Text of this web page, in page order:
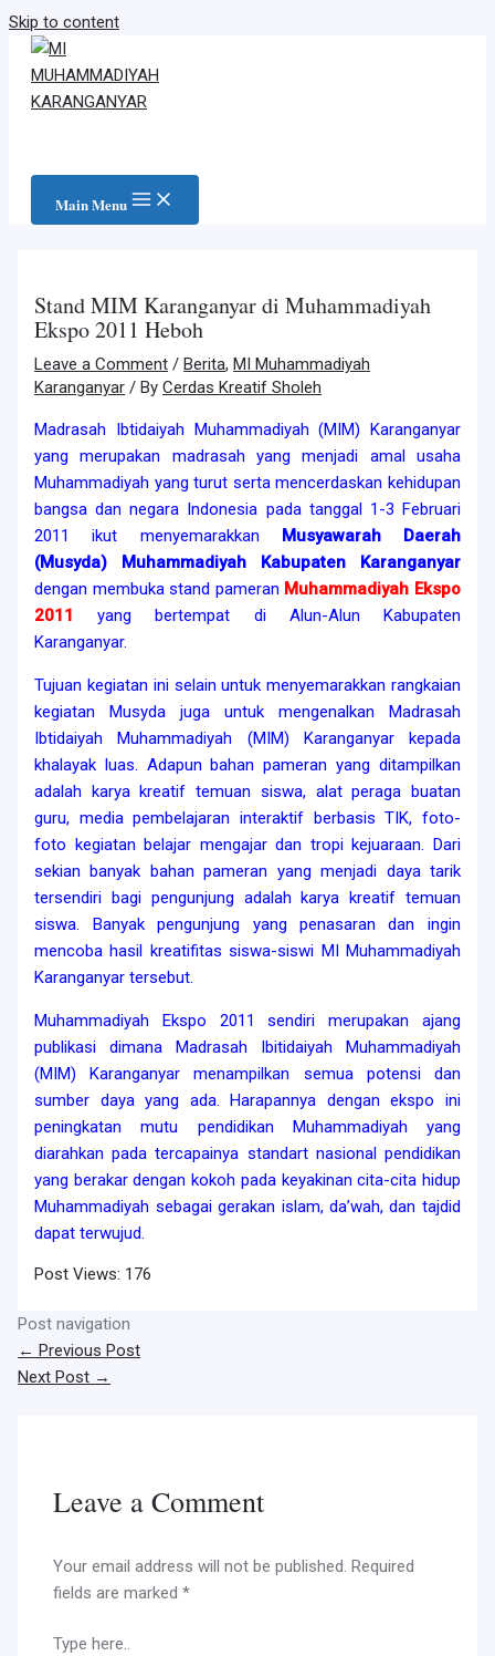
Skip to content
Main Menu
Stand MIM Karanganyar di Muhammadiyah
Ekspo 2011 Heboh
Leave a Comment /Berita,MI Muhammadiyah
Karanganyar / ByCerdas Kreatif Sholeh
Madrasah Ibtidaiyah Muhammadiyah (MIM) Karanganyar
yang merupakan madrasah yang menjadi amal usaha
Muhammadiyah yang turut serta mencerdaskan kehidupan
bangsa dan negara Indonesia pada tanggal 1-3 Februari
2011 ikut menyemarakkan Musyawarah Daerah
(Musyda) Muhammadiyah Kabupaten Karanganyar
dengan membuka stand pameran Muhammadiyah Ekspo
2011
yang bertempat di Alun-Alun Kabupaten
Karanganyar.
Tujuan kegiatan ini selain untuk menyemarakkan rangkaian
kegiatan Musyda juga untuk mengenalkan Madrasah
Ibtidaiyah Muhammadiyah (MIM) Karanganyar kepada
khalayak luas. Adapun bahan pameran yang ditampilkan
adalah karya kreatif temuan siswa, alat peraga buatan
guru, media pembelajaran interaktif berbasis TIK, foto-
foto kegiatan belajar mengajar dan tropi kejuaraan. Dari
sekian banyak bahan pameran yang menjadi daya tarik
tersendiri bagi pengunjung adalah karya kreatif temuan
siswa. Banyak pengunjung yang penasaran dan ingin
mencoba hasil kreatifitas siswa-siswi MI Muhammadiyah
Karanganyar tersebut.
Muhammadiyah Ekspo 2011 sendiri merupakan ajang
publikasi dimana Madrasah Ibitidaiyah Muhammadiyah
(MIM) Karanganyar menampilkan semua potensi dan
sumber daya yang ada. Harapannya dengan ekspo ini
peningkatan mutu pendidikan Muhammadiyah yang
diarahkan pada tercapainya standart nasional pendidikan
yang berakar dengan kokoh pada keyakinan cita-cita hidup
Muhammadiyah sebagai gerakan islam, da’wah, dan tajdid
dapat terwujud.
Post Views: 176
Post navigation
← Previous Post
Next Post →
Leave a Comment
Your email address will not be published. Required
fields are marked*
Type here..